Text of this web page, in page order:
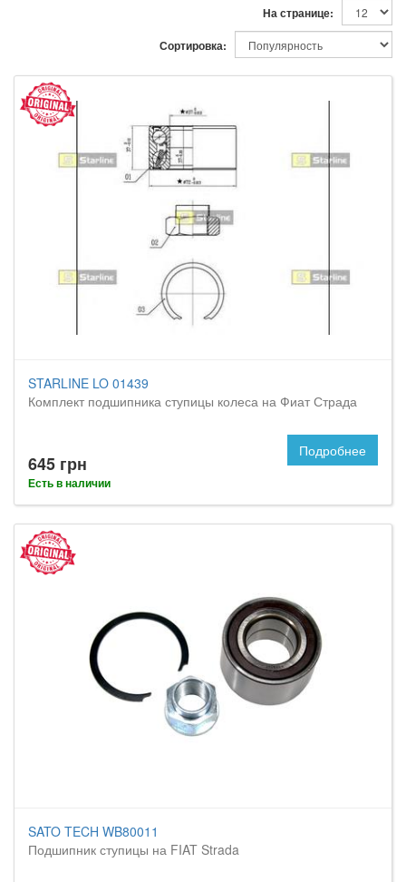
На странице:
Сортировка:
STARLINE LO 01439
Комплект подшипника ступицы колеса на Фиат Страда
645 грн
Есть в наличии
Подробнее
SATO TECH WB80011
Подшипник ступицы на FIAT Strada